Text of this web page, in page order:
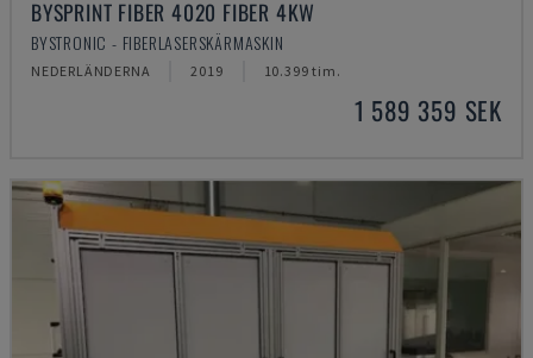
BYSPRINT FIBER 4020 FIBER 4KW
BYSTRONIC - FIBERLASERSKÄRMASKIN
NEDERLÄNDERNA 2019 10.399 tim.
1 589 359 SEK